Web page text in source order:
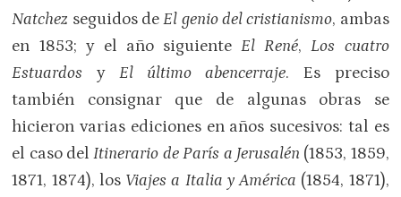
Natchez seguidos deEl genio del cristianismo, ambas
en 1853; y el año siguienteEl René,Los cuatro
Estuardos y El último abencerraje. Es preciso
también consignar que de algunas obras se
hicieron varias ediciones en años sucesivos: tal es
el caso delItinerario de París a Jerusalén (1853, 1859,
1871, 1874), los Viajes a Italia y América (1854, 1871),